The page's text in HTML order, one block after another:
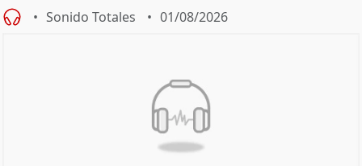
Sonido Totales 01/08/2026